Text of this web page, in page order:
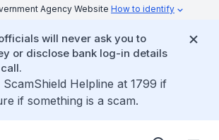
Agency Website How to identify
will never ask you to
or disclose bank log-in details
Helpline at 1799 if
if something is a scam.